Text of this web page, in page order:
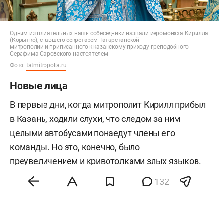
Одним из влиятельных наши собеседники назвали иеромонаха Кирилла
(Корытко), ставшего секретарем Татарстанской
митрополии и приписанного к казанскому приходу преподобного
Серафима Саровского настоятелем
Фото: tatmitropolia.ru
Новые лица
В первые дни, когда митрополит Кирилл прибыл
в Казань, ходили слухи, что следом за ним
целыми автобусами понаедут члены его
команды. Но это, конечно, было
преувеличением и кривотолками злых языков.
В действительности тех, кто приехал
из Екатеринбурга, можно пересчитать
132